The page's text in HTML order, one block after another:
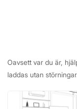
Oavsett var du är,
laddas utan